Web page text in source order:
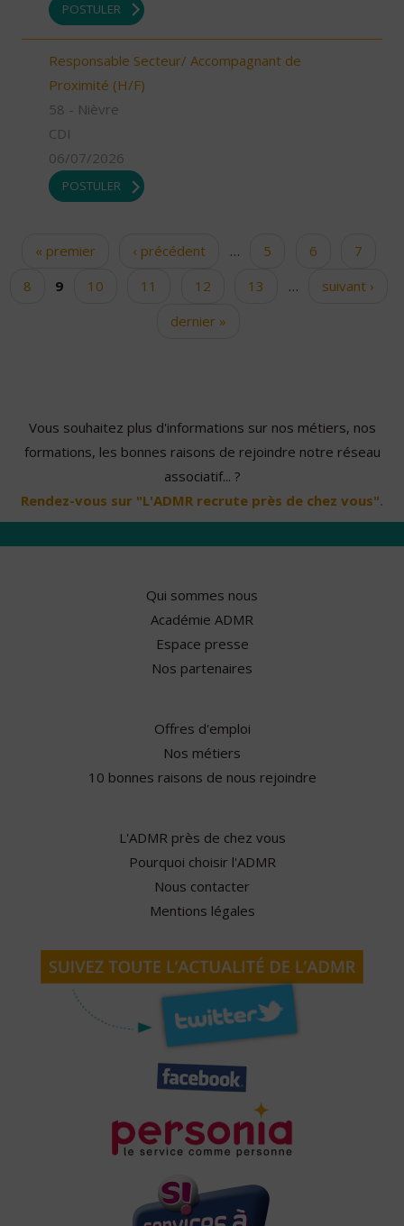
POSTULER
Responsable Secteur/ Accompagnant de
Proximité (H/F)
58 - Nièvre
CDI
06/07/2026
POSTULER
Pages« premier ‹ précédent … 5 6
7
8
9 10 11 12 13 …
suivant ›
dernier »
Vous souhaitez plus d'informations sur nos métiers, nos
formations, les bonnes raisons de rejoindre notre réseau
associatif... ?
Rendez-vous sur "L'ADMR recrute près de chez vous".
Qui sommes nous
Académie ADMR
Espace presse
Nos partenaires
Offres d'emploi
Nos métiers
10 bonnes raisons de nous rejoindre
L'ADMR près de chez vous
Pourquoi choisir l'ADMR
Nous contacter
Mentions légales